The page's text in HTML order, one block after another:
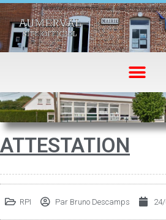
ATTESTATION
RPI ParBruno Descamps